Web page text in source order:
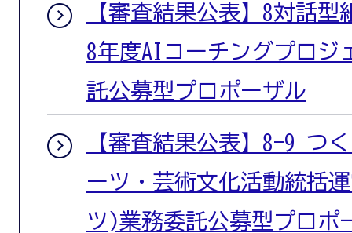
【審査結果公表】8対話
8年度AIコーチングプロジ
託公募型プロポーザル
【審査結果公表】8-9 つ
ーツ・芸術文化活動統括
ツ)業務委託公募型プロポ